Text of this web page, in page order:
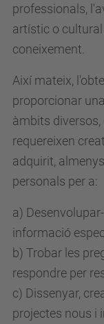
professionals,
artístic o
coneixement.
Així mateix,
proporcionar
àmbits diversos,
requereixen
adquirit,
personals per a:
a)
informació
b) Trobar les
respondre per
c) Dissenyar,
projectes nous i